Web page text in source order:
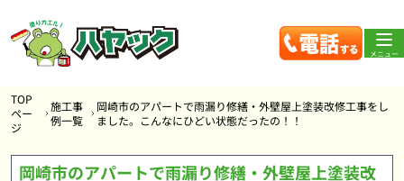
メニュー
TOP
ペー
ジ
施工事
例一覧
岡崎市のアパートで雨漏り修繕・外壁屋上塗装改修工事をし
ました。こんなにひどい状態だったの！！
岡崎市のアパートで雨漏り修繕・外壁屋上塗装改